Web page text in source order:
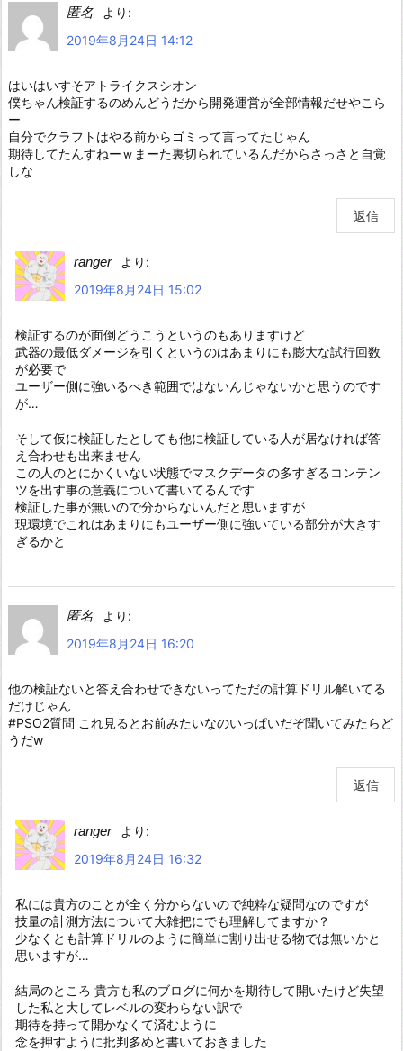
匿名
より:
2019年8月24日 14:12
はいはいすそアトライクスシオン
僕ちゃん検証するのめんどうだから開発運営が全部情報だせやこら
ー
自分でクラフトはやる前からゴミって言ってたじゃん
期待してたんすねーｗまーた裏切られているんだからさっさと自覚
しな
返信
ranger
より:
2019年8月24日 15:02
検証するのが面倒どうこうというのもありますけど
武器の最低ダメージを引くというのはあまりにも膨大な試行回数
が必要で
ユーザー側に強いるべき範囲ではないんじゃないかと思うのです
が…
そして仮に検証したとしても他に検証している人が居なければ答
え合わせも出来ません
この人のとにかくいない状態でマスクデータの多すぎるコンテン
ツを出す事の意義について書いてるんです
検証した事が無いので分からないんだと思いますが
現環境でこれはあまりにもユーザー側に強いている部分が大きす
ぎるかと
匿名
より:
2019年8月24日 16:20
他の検証ないと答え合わせできないってただの計算ドリル解いてる
だけじゃん
#PSO2質問 これ見るとお前みたいなのいっぱいだぞ聞いてみたらど
うだw
返信
ranger
より:
2019年8月24日 16:32
私には貴方のことが全く分からないので純粋な疑問なのですが
技量の計測方法について大雑把にでも理解してますか？
少なくとも計算ドリルのように簡単に割り出せる物では無いかと
思いますが…
結局のところ 貴方も私のブログに何かを期待して開いたけど失望
した私と大してレベルの変わらない訳で
期待を持って開かなくて済むように
念を押すように批判多めと書いておきました